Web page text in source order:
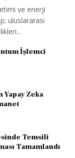
ve enerji
uluslararası
İşlemci
Yapay Zeka
Temsili
Tamamlandı